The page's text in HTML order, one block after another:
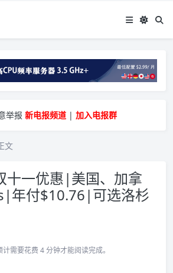
新加坡|美国等多地vps测评|移动直连|1Gbps带宽|年付€29
举报 新电报频道 | 加入电报群
文
十一优惠|美国、加拿
年付$10.76|可选洛杉
需要花费 4 分钟才能阅读完成。